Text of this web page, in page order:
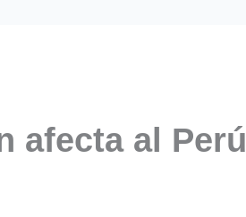
afecta al Perú